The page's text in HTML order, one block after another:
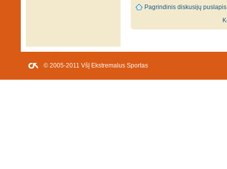
Pagrindinis diskusijų puslapis
© 2005-2011 VšĮ Ekstremalus Sportas